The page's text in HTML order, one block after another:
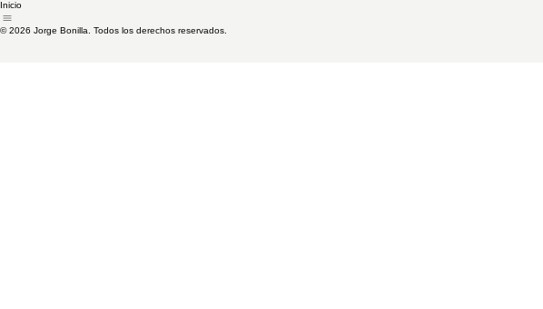
Inicio
© 2026 Jorge Bonilla. Todos los derechos reservados.